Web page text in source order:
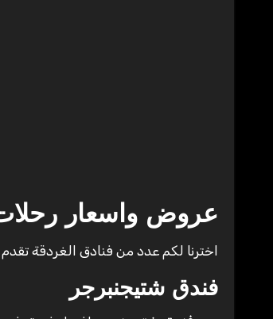
عروض واسعار رحلات
اخترنا لكم عدد من فنادق الغردقة تقدم
فندق شتيجنبرجر